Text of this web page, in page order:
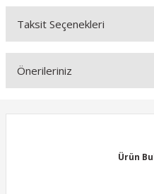
Ürün hakkında
Taksit Seçenekleri
Önerileriniz
Görüş ve önerileriniz içinÜrün